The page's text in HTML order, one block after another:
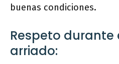
buenas condiciones.
Respeto durante
arriado: